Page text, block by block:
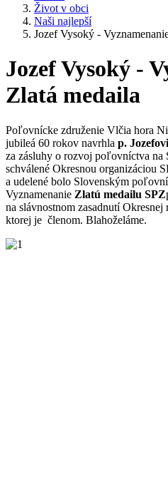
Život v obci
Naši najlepší
Jozef Vysoký -
Jozef Vysoký -
Zlatá medaila
Poľovnícke združenie Vlčia hora
jubileá 60 rokov navrhla p.
za zásluhy o rozvoj poľovníctva na
schválené Okresnou organizáciou
a udelené bolo Slovenským
Vyznamenanie Zlatú medailu SPZ
na slávnostnom zasadnutí
ktorej je členom. Blahoželáme.